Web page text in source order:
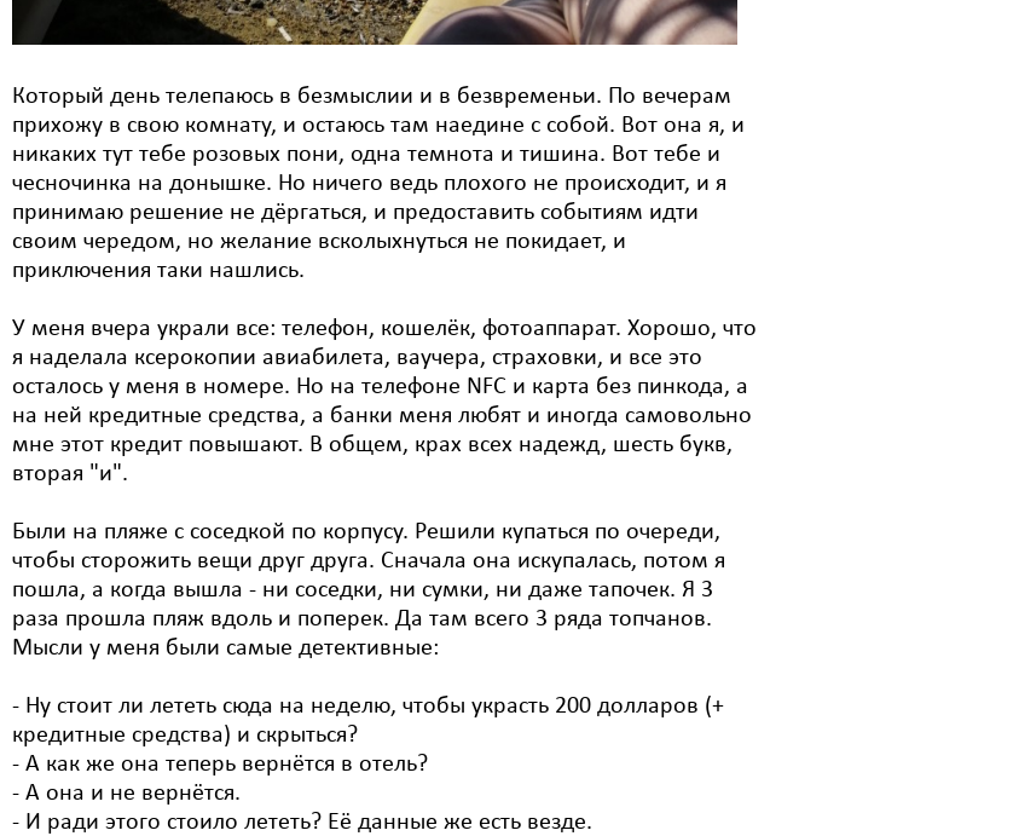
Который день телепаюсь в безмыслии и в безвременьи. По вечерам
прихожу в свою комнату, и остаюсь там наедине с собой. Вот она я, и
никаких тут тебе розовых пони, одна темнота и тишина. Вот тебе и
чесночинка на донышке. Но ничего ведь плохого не происходит, и я
принимаю решение не дёргаться, и предоставить событиям идти
своим чередом, но желание всколыхнуться не покидает, и
приключения таки нашлись.
У меня вчера украли все: телефон, кошелёк, фотоаппарат. Хорошо, что
я наделала ксерокопии авиабилета, ваучера, страховки, и все это
осталось у меня в номере. Но на телефоне NFC и карта без пинкода, а
на ней кредитные средства, а банки меня любят и иногда самовольно
мне этот кредит повышают. В общем, крах всех надежд, шесть букв,
вторая "и".
Были на пляже с соседкой по корпусу. Решили купаться по очереди,
чтобы сторожить вещи друг друга. Сначала она искупалась, потом я
пошла, а когда вышла - ни соседки, ни сумки, ни даже тапочек. Я 3
раза прошла пляж вдоль и поперек. Да там всего 3 ряда топчанов.
Мысли у меня были самые детективные:
- Ну стоит ли лететь сюда на неделю, чтобы украсть 200 долларов (+
кредитные средства) и скрыться?
- А как же она теперь вернётся в отель?
- А она и не вернётся.
- И ради этого стоило лететь? Её данные же есть везде.